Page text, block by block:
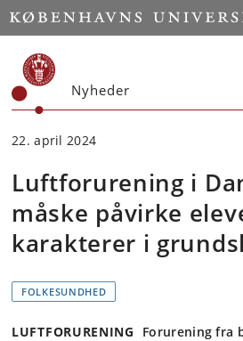
Start
Nyheder
22. april 2024
Luftforurening i
måske påvirke
karakterer i
FOLKESUNDHED
LUFTFORURENING
Forurening fra